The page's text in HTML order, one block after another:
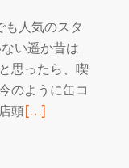
人気のスタ
い遥か昔は
思ったら、喫
のように缶コ
頭続[…]